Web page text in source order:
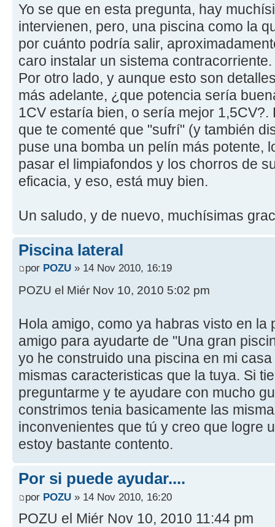
Yo se que en esta pregunta, hay
intervienen, pero, una piscina como la
por cuánto podría salir,
caro instalar un sistema contracorriente.
Por otro lado, y aunque esto son
más adelante, ¿que potencia sería
1CV estaría bien, o sería mejor
que te comenté que "sufrí" (y también
puse una bomba un pelín más potente,
pasar el limpiafondos y los chorros de
eficacia, y eso, está muy bien.
Un saludo, y de nuevo, muchísimas
Piscina lateral
por POZU » 14 Nov 2010, 16:19
POZU el Miér Nov 10, 2010 5:02 pm
Hola amigo, como ya habras visto en la
amigo para ayudarte de "Una gran
yo he construido una piscina en mi
mismas caracteristicas que la tuya. Si
preguntarme y te ayudare con mucho
constrimos tenia basicamente las
inconvenientes que tú y creo que logre
estoy bastante contento.
Por si puede ayudar....
por POZU » 14 Nov 2010, 16:20
POZU el Miér Nov 10, 2010 11:44 pm